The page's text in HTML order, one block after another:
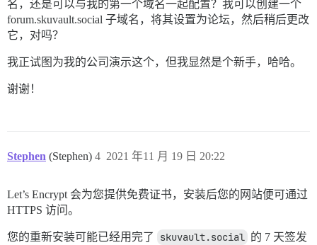
名，还是可以与我的第一个域名一起配置？我可以创建一个
forum.skuvault.social 子域名，将其设置为论坛，然后稍后更改
它，对吗？
我正试图为我的公司演示这个，但我显然是个新手，哈哈。
谢谢！
Stephen (Stephen) 2021 年11 月 19 日 20:22
4
Let’s Encrypt 会为您提供免费证书，安装后您的网站便可通过
HTTPS 访问。
您的重新安装可能已经用完了 skuvault.social 的 7 天签发